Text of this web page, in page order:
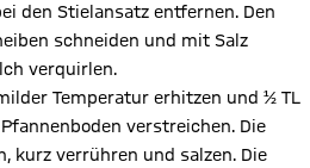
den Stielansatz entfernen. Den
schneiden und mit Salz
verquirlen.
Temperatur erhitzen und ½ TL
verstreichen. Die
kurz verrühren und salzen. Die